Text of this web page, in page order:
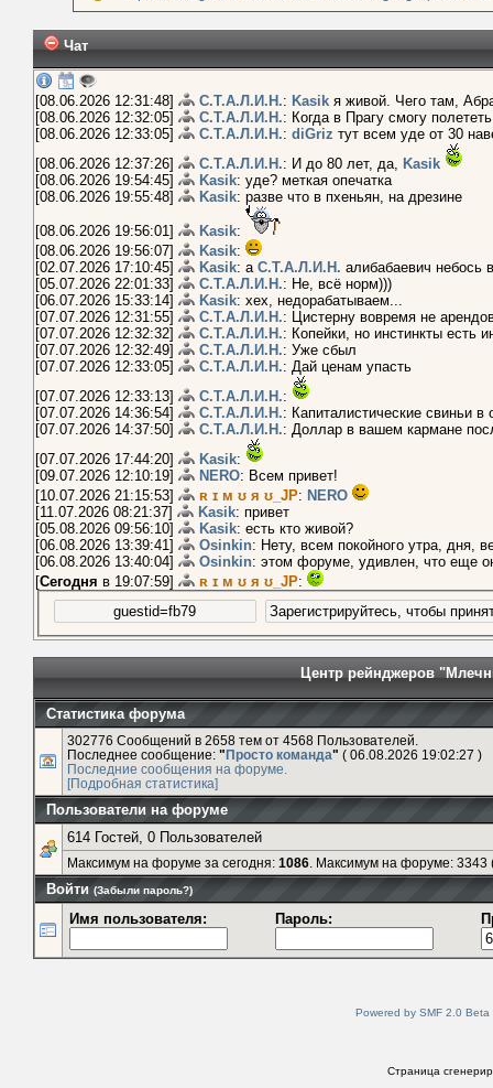
Чат
[08.06.2026 12:31:48] С.Т.А.Л.И.Н.: Kasik я живой. Чего там,
[08.06.2026 12:32:05]
С.Т.А.Л.И.Н.: Когда в Прагу смогу
[08.06.2026 12:33:05]
С.Т.А.Л.И.Н.: diGriz тут всем уде от 30
[08.06.2026 12:37:26]
С.Т.А.Л.И.Н.: И до 80 лет, да, Kasik
[08.06.2026 19:54:45]
Kasik: уде? меткая опечатка
[08.06.2026 19:55:48]
Kasik: разве что в пхеньян, на дрезине
[08.06.2026 19:56:01] Kasik:
[08.06.2026 19:56:07]
Kasik:
[02.07.2026 17:10:45]
Kasik: а С.Т.А.Л.И.Н. алибабаевич небось
[05.07.2026 22:01:33]
С.Т.А.Л.И.Н.: Не, всё норм)))
[06.07.2026 15:33:14]
Kasik: хех, недорабатываем...
[07.07.2026 12:31:55]
С.Т.А.Л.И.Н.: Цистерну вовремя не
[07.07.2026 12:32:32]
С.Т.А.Л.И.Н.: Копейки, но инстинкты есть
[07.07.2026 12:32:49]
С.Т.А.Л.И.Н.: Уже сбыл
[07.07.2026 12:33:05]
С.Т.А.Л.И.Н.: Дай ценам упасть
[07.07.2026 12:33:13]
С.Т.А.Л.И.Н.:
[07.07.2026 14:36:54]
С.Т.А.Л.И.Н.: Капиталистические свиньи
[07.07.2026 14:37:50]
С.Т.А.Л.И.Н.: Доллар в вашем кармане
[07.07.2026 17:44:20]
Kasik:
[09.07.2026 12:10:19]
NERO: Всем привет!
[10.07.2026 21:15:53]
ʀ ɪ м ʊ я ʊ_JP: NERO
[11.07.2026 08:21:37]
Kasik: привет
[05.08.2026 09:56:10]
Kasik: есть кто живой?
[06.08.2026 13:39:41]
Osinkin: Нету, всем покойного утра, дня,
[06.08.2026 13:40:04]
Osinkin: этом форуме, удивлен, что еще
[Сегодня в 19:07:59] ʀ ɪ м ʊ я ʊ_JP:
Центр рейнджеров
Статистика форума
302776 Сообщений в 2658 тем от 4568 Пользователей.
Последнее сообщение: "Просто команда" ( 06.08.2026 19:02:27 )
Последние сообщения на форуме.
[Подробная статистика]
Пользователи на форуме
614 Гостей, 0 Пользователей
Максимум на форуме за сегодня: 1086 . Максимум на форуме: 3343
Войти(Забыли пароль?)
Имя пользователя: Пароль:
Powered by SMF 2.0 Beta
Страница